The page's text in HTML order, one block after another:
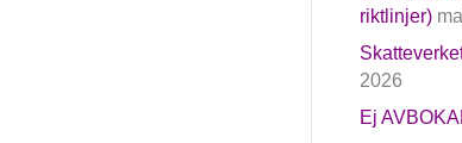
riktlinjer)
2026
Ej